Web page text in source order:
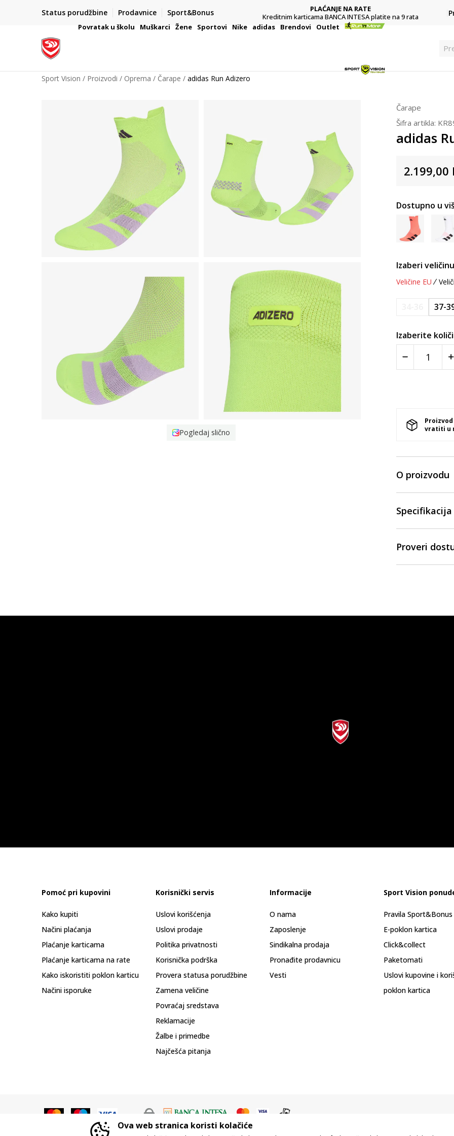
Status porudžbine Prodavnice Sport&Bonus
VAŽNO OBAVEŠTENJE ZA POTROŠAČE
PLAĆANJE NA RATE
Kreditnim karticama BANCA INTESA platite na 9 rata
Povratak u školu Muškarci Žene Sportovi Nike adidas Brendovi Outlet
Sport Vision Proizvodi Oprema Čarape adidas Run Adizero
Pogledaj slično
Čarape
Šifra artikla:
adidas
2.199,00
Dostupno u
Izaberi
Veličine EU
37-
Izaberite
vratiti u
O proizvodu
Specifikacija
Proveri
Pomoć pri kupovini
Kako kupiti
Načini plaćanja
Plaćanje karticama
Plaćanje karticama na rate
Kako iskoristiti poklon karticu
Načini isporuke
Korisnički servis
Uslovi korišćenja
Uslovi prodaje
Politika privatnosti
Korisnička podrška
Provera statusa porudžbine
Zamena veličine
Povraćaj sredstava
Reklamacije
Žalbe i primedbe
Najčešća pitanja
Informacije
O nama
Zaposlenje
Sindikalna prodaja
Pronađite prodavnicu
Vesti
Sport Vision
Pravila
E-poklon kartica
Click&collect
Paketomati
Uslovi kupovine i
poklon kartica
Ova web stranica koristi kolačiće